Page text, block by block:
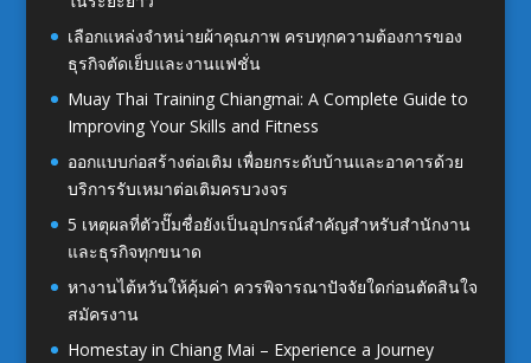
เลือกแหล่งจำหน่ายผ้าคุณภาพ ครบทุกความต้องการของ
ธุรกิจตัดเย็บและงานแฟชั่น
Muay Thai Training Chiangmai: A Complete Guide to
Improving Your Skills and Fitness
ออกแบบก่อสร้างต่อเติม เพื่อยกระดับบ้านและอาคารด้วย
บริการรับเหมาต่อเติมครบวงจร
5 เหตุผลที่ตัวปั๊มชื่อยังเป็นอุปกรณ์สำคัญสำหรับสำนักงาน
และธุรกิจทุกขนาด
หางานไต้หวันให้คุ้มค่า ควรพิจารณาปัจจัยใดก่อนตัดสินใจ
สมัครงาน
Homestay in Chiang Mai – Experience a Journey